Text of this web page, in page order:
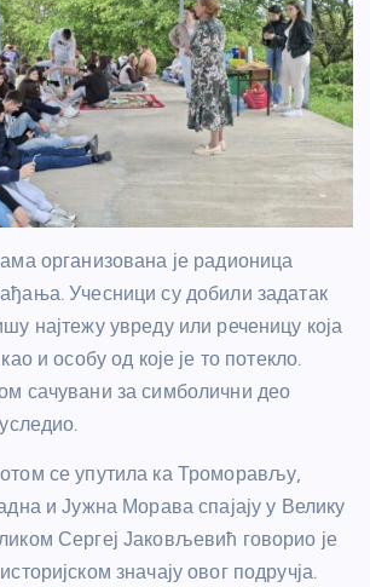
организована је радионица
Учесници су добили задатак
најтежу увреду или реченицу која
и особу од које је то потекло.
сачувани за симболични део
се упутила ка Троморављу,
и Јужна Морава спајају у Велику
Сергеј Јаковљевић говорио је
значају овог подручја.